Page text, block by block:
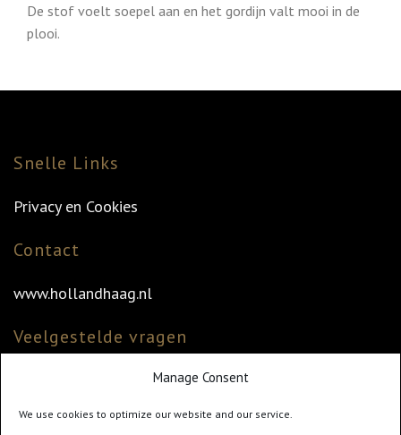
Manage Consent
We use cookies to optimize our website and our service.
De stof voelt soepel aan en het gordijn valt mooi in de
plooi.
Snelle Links
Privacy en Cookies
Contact
www.hollandhaag.nl
Veelgestelde vragen
Veelgestelde vragen